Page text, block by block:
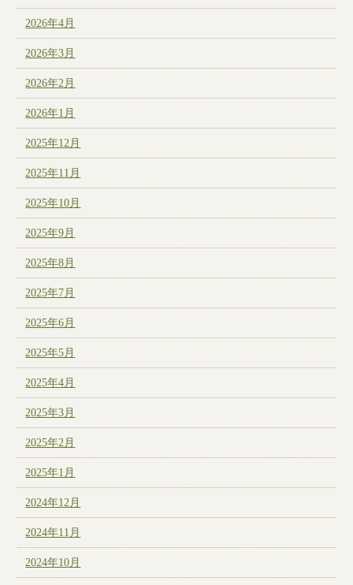
2026年4月
2026年3月
2026年2月
2026年1月
2025年12月
2025年11月
2025年10月
2025年9月
2025年8月
2025年7月
2025年6月
2025年5月
2025年4月
2025年3月
2025年2月
2025年1月
2024年12月
2024年11月
2024年10月